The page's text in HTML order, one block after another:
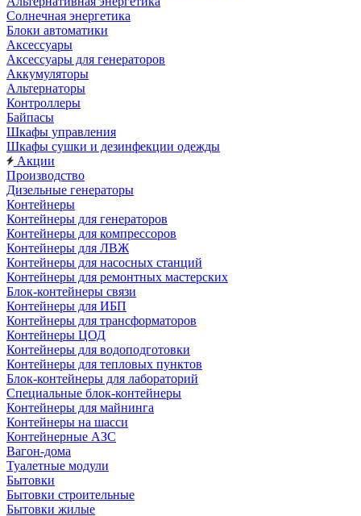
Солнечная энергетика
Блоки автоматики
Аксессуары
Аксессуары для генераторов
Аккумуляторы
Альтернаторы
Контроллеры
Байпасы
Шкафы управления
Шкафы сушки и дезинфекции одежды
Акции
Производство
Дизельные генераторы
Контейнеры
Контейнеры для генераторов
Контейнеры для компрессоров
Контейнеры для ЛВЖ
Контейнеры для насосных станций
Контейнеры для ремонтных мастерских
Блок-контейнеры связи
Контейнеры для ИБП
Контейнеры для трансформаторов
Контейнеры ЦОД
Контейнеры для водоподготовки
Контейнеры для тепловых пунктов
Блок-контейнеры для лабораторий
Специальные блок-контейнеры
Контейнеры для майнинга
Контейнеры на шасси
Контейнерные АЗС
Вагон-дома
Туалетные модули
Бытовки
Бытовки строительные
Бытовки жилые